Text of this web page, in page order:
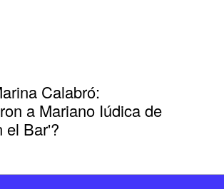
Calabró:
a Mariano Iúdica de
el Bar'?